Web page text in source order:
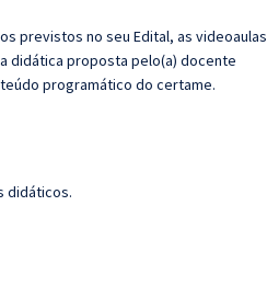
previstos no seu Edital, as videoaulas
didática proposta pelo(a) docente
programático do certame.
didáticos.